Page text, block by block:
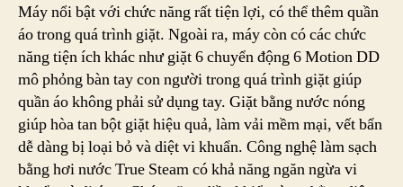
Máy nổi bật với chức năng rất tiện lợi, có thể thêm quần
áo trong quá trình giặt. Ngoài ra, máy còn có các chức
năng tiện ích khác như giặt 6 chuyển động 6 Motion DD
mô phỏng bàn tay con người trong quá trình giặt giúp
quần áo không phải sử dụng tay. Giặt bằng nước nóng
giúp hòa tan bột giặt hiệu quả, làm vải mềm mại, vết bẩn
dễ dàng bị loại bỏ và diệt vi khuẩn. Công nghệ làm sạch
bằng hơi nước True Steam có khả năng ngăn ngừa vi